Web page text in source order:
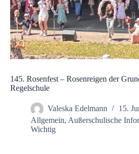
145. Rosenfest – Rosenreigen der
Regelschule
Valeska Edelmann
15.
Allgemein, Außerschulische
Wichtig